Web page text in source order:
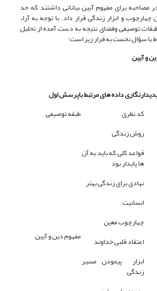
برای مفهوم آیین بیاناتی داشتند که حد
و ابزار زندگی قرار داد. با توجه به آراء
توصیفی وفضای نتیجه به دست آمده از تحلیل
با سؤال نخست به قرار زیر است:
کد نظری طبقه توصیفی
روش زندگی
مفهوم دین و آیین
قواعد کلی که باید به آن
ها پایدار بود
نهادی برای زندگی بهتر
انسانیت
چهارچوب معین
اعتقاد قلبی خداوند
ابزار پیمودن مسیر
زندگی